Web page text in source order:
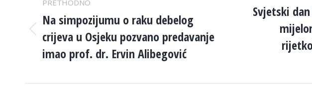
NAVIGATION
PRETHODNO
Previous
post:
Na simpozijumu o raku debelog
crijeva u Osjeku pozvano predavanje
imao prof. dr. Ervin Alibegović
Svjetski